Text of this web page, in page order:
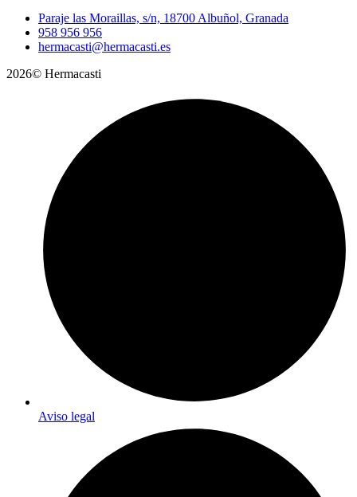
Paraje las Moraillas, s/n, 18700 Albuñol, Granada
958 956 956
hermacasti@hermacasti.es
2026© Hermacasti
Aviso legal